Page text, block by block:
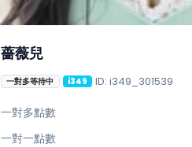
薔薇兒
一對多等待中 i349 ID: i349_301539
一對多點數
一對一點數